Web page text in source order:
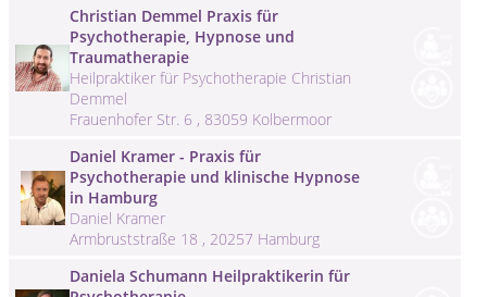
Christian Demmel Praxis für
Psychotherapie, Hypnose und
Traumatherapie
Heilpraktiker für Psychotherapie Christian
Demmel
Frauenhofer Str. 6 , 83059 Kolbermoor
Daniel Kramer - Praxis für
Psychotherapie und klinische Hypnose
in Hamburg
Daniel Kramer
Armbruststraße 18 , 20257 Hamburg
Daniela Schumann Heilpraktikerin für